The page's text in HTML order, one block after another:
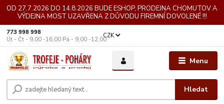
OD 27.7.2026 DO 14.8.2026 BUDE ESHOP, PRODEJNA CHOMUTOV A
VÝDEJNA MOST UZAVŘENA Z DŮVODU FIREMNÍ DOVOLENÉ !!!
Menu
CZK
Hledat
773 998 998
Út - Čt - 9,00 -16,00 Pá - 9,00 -12,00